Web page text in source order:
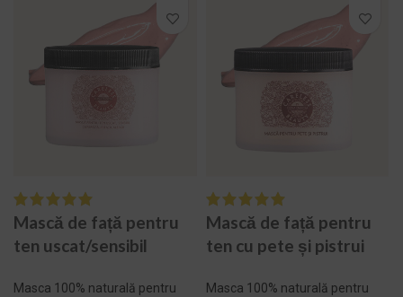
Mască de față pentru
ten uscat/sensibil
Masca 100% naturală pentru
Mască de față pentru
ten cu pete și pistrui
Masca 100% naturală pentru